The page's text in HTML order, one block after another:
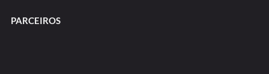
PARCEIROS